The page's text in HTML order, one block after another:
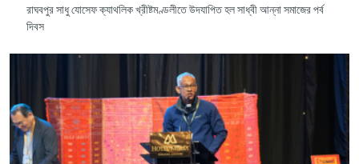
রাঘবপুর সাধু যোসেফ ক্যাথলিক খ্রীষ্টমণ্ডলীতে উদযাপিত হল সাধ্বী আন্না সমাজের পর্ব
দিবস